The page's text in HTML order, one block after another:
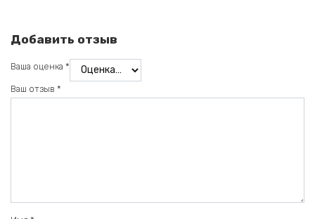
Добавить отзыв
Ваша оценка *
Ваш отзыв *